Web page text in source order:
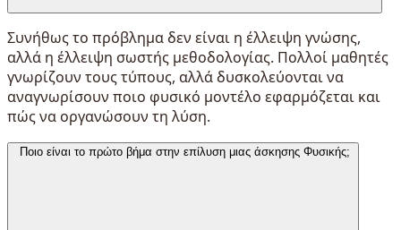
Συνήθως το πρόβλημα δεν είναι η έλλειψη γνώσης,
αλλά η έλλειψη σωστής μεθοδολογίας. Πολλοί μαθητές
γνωρίζουν τους τύπους, αλλά δυσκολεύονται να
αναγνωρίσουν ποιο φυσικό μοντέλο εφαρμόζεται και
πώς να οργανώσουν τη λύση.
Ποιο είναι το πρώτο βήμα στην επίλυση μιας άσκησης Φυσικής;